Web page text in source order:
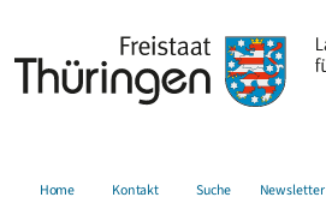
Home Kontakt Suche Newsletter